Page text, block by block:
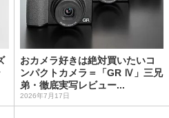
おカメラ好きは絶対買いたいコ
ンパクトカメラ＝「GR Ⅳ」三兄
弟・徹底実写レビュー...
2026年7月17日